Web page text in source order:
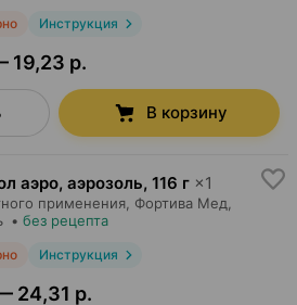
Инструкция
19,23 р.
В корзину
аэро, аэрозоль, 116 г ×1
применения, Фортива Мед,
• без рецепта
Инструкция
24,31 р.